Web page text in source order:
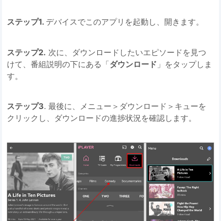
ステップ1. デバイスでこのアプリを起動し、開きます。
ステップ2. 次に、ダウンロードしたいエピソードを見つ
けて、番組説明の下にある「ダウンロード 」をタップしま
す。
ステップ3. 最後に、メニュー＞ダウンロード＞キューを
クリックし、ダウンロードの進捗状況を確認します。